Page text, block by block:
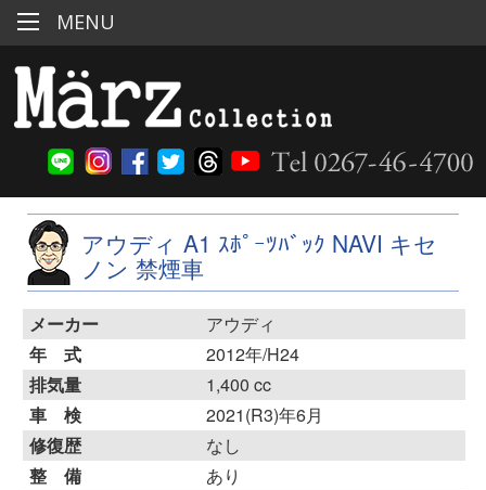
アウディ A1 ｽﾎﾟｰﾂﾊﾞｯｸ NAVI キセ
ノン 禁煙車
メーカー
アウディ
年 式
2012年/H24
排気量
1,400 cc
車 検
2021(R3)年6月
修復歴
なし
整 備
あり
MENU